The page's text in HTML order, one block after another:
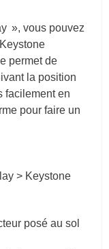
», vous pouvez
permet de
la position
facilement en
pour faire un
> Keystone
posé au sol